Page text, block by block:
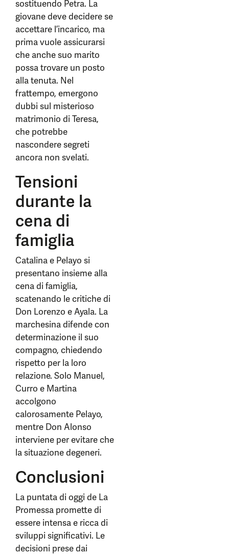
sostituendo Petra. La
giovane deve decidere se
accettare l’incarico, ma
prima vuole assicurarsi
che anche suo marito
possa trovare un posto
alla tenuta. Nel
frattempo, emergono
dubbi sul misterioso
matrimonio di Teresa,
che potrebbe
nascondere segreti
ancora non svelati.
Tensioni
durante la
cena di
famiglia
Catalina e Pelayo si
presentano insieme alla
cena di famiglia,
scatenando le critiche di
Don Lorenzo e Ayala. La
marchesina difende con
determinazione il suo
compagno, chiedendo
rispetto per la loro
relazione. Solo Manuel,
Curro e Martina
accolgono
calorosamente Pelayo,
mentre Don Alonso
interviene per evitare che
la situazione degeneri.
Conclusioni
La puntata di oggi de La
Promessa promette di
essere intensa e ricca di
sviluppi significativi. Le
decisioni prese dai